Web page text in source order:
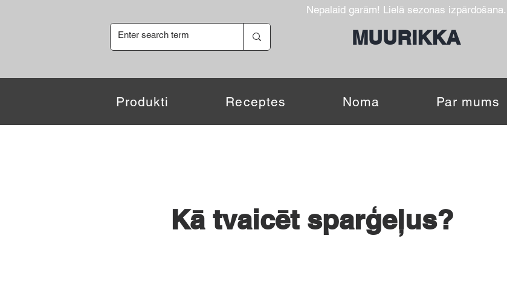
Nepalaid garām! Lielā sezonas izpārdošana.
MUURIKKA
Produkti Receptes Noma Par mums
Kā tvaicēt sparģeļus?